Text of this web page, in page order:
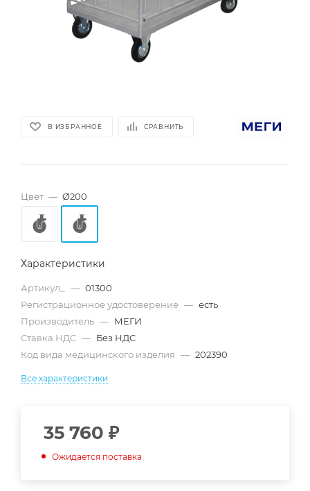
В ИЗБРАННОЕ СРАВНИТЬ
Цвет — Ø200
Характеристики
Артикул_ — 01300
Регистрационное удостоверение — есть
Производитель — МЕГИ
Ставка НДС — Без НДС
Код вида медицинского изделия — 202390
Все характеристики
35 760 ₽
Ожидается поставка